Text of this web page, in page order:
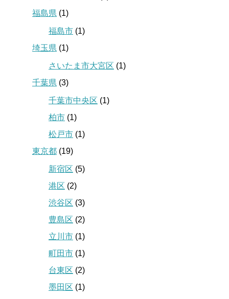
福島県 (1)
福島市 (1)
埼玉県 (1)
さいたま市大宮区 (1)
千葉県 (3)
千葉市中央区 (1)
柏市 (1)
松戸市 (1)
東京都 (19)
新宿区 (5)
港区 (2)
渋谷区 (3)
豊島区 (2)
立川市 (1)
町田市 (1)
台東区 (2)
墨田区 (1)